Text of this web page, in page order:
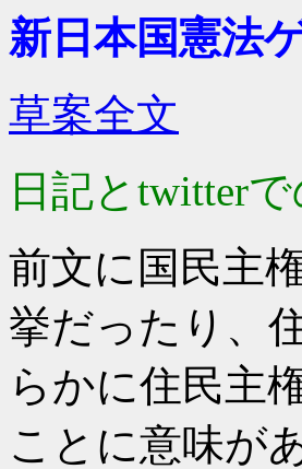
新日本国憲法
草案全文
日記とtwitter
前文に国民主
挙だったり、
らかに住民主
ことに意味が